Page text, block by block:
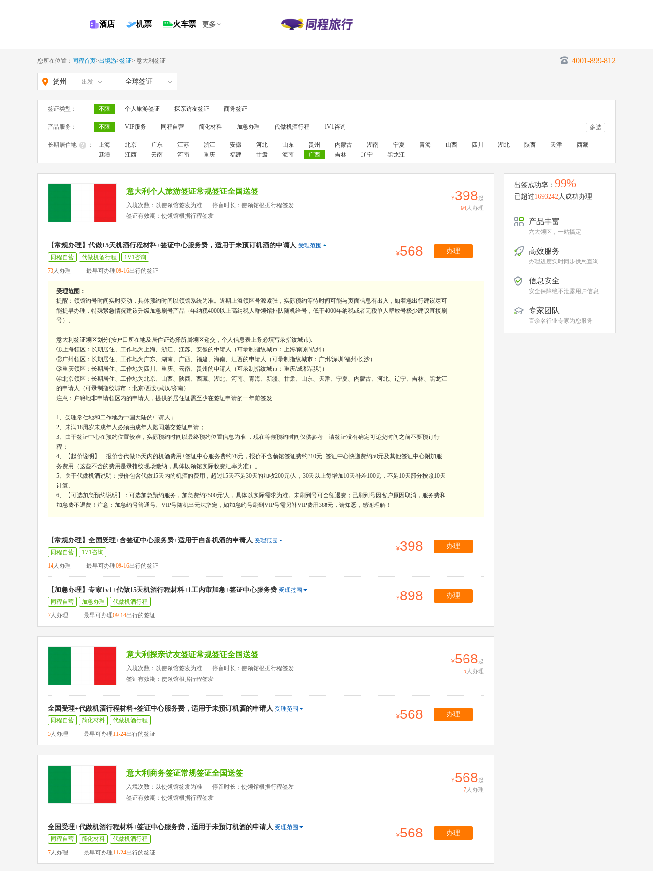
酒店 机票 火车票 更多
您所在位置： 同程首页>出境游>签证> 意大利签证 4001-899-812
贺州 出发 全球签证
签证类型： 不限 个人旅游签证 探亲访友签证 商务签证
产品服务： 不限 VIP服务 同程自营 简化材料 加急办理 代做机酒行程 1V1咨询 多选
长期居住地 ： 上海 北京 广东 江苏 浙江 安徽 河北 山东 贵州 内蒙古 湖南 宁夏 青海 山西 四川 湖北 陕西 天津
西藏
新疆
江西 云南 河南 重庆 福建 甘肃 海南 广西 吉林 辽宁 黑龙江
意大利个人旅游签证常规签证全国送签
入境次数：以使领馆签发为准
停留时长：使领馆根据行程签发
签证有效期：使领馆根据行程签发
398起
94人办理
【常规办理】代做15天机酒行程材料+签证中心服务费，适用于未预订机酒的申请人 受理范围
同程自营
代做机酒行程
1V1咨询
73人办理 最早可办理09-16出行的签证
568 办理
受理范围：
提醒：领馆约号时间实时变动，具体预约时间以领馆系统为准。近期上海领区号源紧张，实际预约等待时间可能与页面信息有出入，如着急出行建议尽可
能提早办理，特殊紧急情况建议升级加急刷号产品（年纳税4000以上高纳税人群领馆排队随机给号，低于4000年纳税或者无税单人群放号极少建议直接刷
号）。
意大利签证领区划分(按户口所在地及居住证选择所属领区递交，个人信息表上务必填写录指纹城市):
①上海领区：长期居住、工作地为上海、浙江、江苏、安徽的申请人（可录制指纹城市：上海/南京/杭州）
②广州领区：长期居住、工作地为广东、湖南、广西、福建、海南、江西的申请人（可录制指纹城市：广州/深圳/福州/长沙）
③重庆领区：长期居住、工作地为四川、重庆、云南、贵州的申请人（可录制指纹城市：重庆/成都/昆明）
④北京领区：长期居住、工作地为北京、山西、陕西、西藏、湖北、河南、青海、新疆、甘肃、山东、天津、宁夏、内蒙古、河北、辽宁、吉林、黑龙江
的申请人（可录制指纹城市：北京/西安/武汉/济南）
注意：户籍地非申请领区内的申请人，提供的居住证需至少在签证申请的一年前签发
1、受理常住地和工作地为中国大陆的申请人；
2、未满18周岁未成年人必须由成年人陪同递交签证申请；
3、由于签证中心在预约位置较难，实际预约时间以最终预约位置信息为准 ，现在等候预约时间仅供参考，请签证没有确定可递交时间之前不要预订行
程；
4、【起价说明】：报价含代做15天内的机酒费用+签证中心服务费约78元，报价不含领馆签证费约710元+签证中心快递费约50元及其他签证中心附加服
务费用（这些不含的费用是录指纹现场缴纳，具体以领馆实际收费汇率为准）。
5、关于代做机酒说明：报价包含代做15天内的机酒的费用，超过15天不足30天的加收200元/人，30天以上每增加10天补差100元，不足10天部分按照10天
计算。
6、【可选加急预约说明】：可选加急预约服务，加急费约2500元/人，具体以实际需求为准。未刷到号可全额退费；已刷到号因客户原因取消，服务费和
加急费不退费！注意：加急约号普通号、VIP号随机出无法指定，如加急约号刷到VIP号需另补VIP费用388元，请知悉，感谢理解！
【常规办理】全国受理+含签证中心服务费+适用于自备机酒的申请人 受理范围
同程自营
1V1咨询
14人办理 最早可办理09-16出行的签证
398 办理
【加急办理】专家1v1+代做15天机酒行程材料+1工内审加急+签证中心服务费 受理范围
同程自营
加急办理
代做机酒行程
7人办理 最早可办理09-14出行的签证
898 办理
意大利探亲访友签证常规签证全国送签
入境次数：以使领馆签发为准
停留时长：使领馆根据行程签发
签证有效期：使领馆根据行程签发
568起
5人办理
全国受理+代做机酒行程材料+签证中心服务费，适用于未预订机酒的申请人 受理范围
同程自营
简化材料
代做机酒行程
5人办理 最早可办理11-24出行的签证
568 办理
意大利商务签证常规签证全国送签
入境次数：以使领馆签发为准
停留时长：使领馆根据行程签发
签证有效期：使领馆根据行程签发
568起
7人办理
全国受理+代做机酒行程材料+签证中心服务费，适用于未预订机酒的申请人 受理范围
同程自营
简化材料
代做机酒行程
7人办理 最早可办理11-24出行的签证
568 办理
出签成功率： 99%
已超过1693242人成功办理
产品丰富
六大领区，一站搞定
高效服务
办理进度实时同步供您查询
信息安全
安全保障绝不泄露用户信息
专家团队
百余名行业专家为您服务